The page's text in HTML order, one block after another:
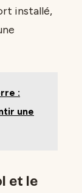
installé,
:
une
et le